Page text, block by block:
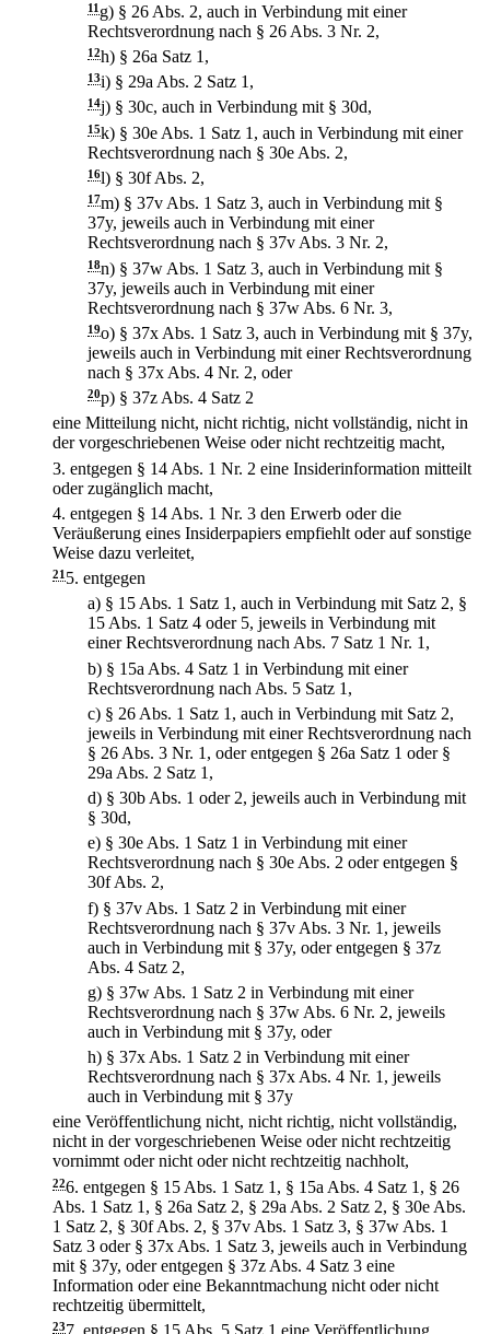
11 g) § 26 Abs. 2, auch in Verbindung mit einer
Rechtsverordnung nach § 26 Abs. 3 Nr. 2,
12h) § 26a Satz 1,
13i) § 29a Abs. 2 Satz 1,
14j) § 30c, auch in Verbindung mit § 30d,
15k) § 30e Abs. 1 Satz 1, auch in Verbindung mit einer
Rechtsverordnung nach § 30e Abs. 2,
16l) § 30f Abs. 2,
17m) § 37v Abs. 1 Satz 3, auch in Verbindung mit §
37y, jeweils auch in Verbindung mit einer
Rechtsverordnung nach § 37v Abs. 3 Nr. 2,
18n) § 37w Abs. 1 Satz 3, auch in Verbindung mit §
37y, jeweils auch in Verbindung mit einer
Rechtsverordnung nach § 37w Abs. 6 Nr. 3,
19o) § 37x Abs. 1 Satz 3, auch in Verbindung mit § 37y,
jeweils auch in Verbindung mit einer Rechtsverordnung
nach § 37x Abs. 4 Nr. 2, oder
20p) § 37z Abs. 4 Satz 2
eine Mitteilung nicht, nicht richtig, nicht vollständig, nicht in
der vorgeschriebenen Weise oder nicht rechtzeitig macht,
3. entgegen § 14 Abs. 1 Nr. 2 eine Insiderinformation mitteilt
oder zugänglich macht,
4. entgegen § 14 Abs. 1 Nr. 3 den Erwerb oder die
Veräußerung eines Insiderpapiers empfiehlt oder auf sonstige
Weise dazu verleitet,
21 5. entgegen
a) § 15 Abs. 1 Satz 1, auch in Verbindung mit Satz 2, §
15 Abs. 1 Satz 4 oder 5, jeweils in Verbindung mit
einer Rechtsverordnung nach Abs. 7 Satz 1 Nr. 1,
b) § 15a Abs. 4 Satz 1 in Verbindung mit einer
Rechtsverordnung nach Abs. 5 Satz 1,
c) § 26 Abs. 1 Satz 1, auch in Verbindung mit Satz 2,
jeweils in Verbindung mit einer Rechtsverordnung nach
§ 26 Abs. 3 Nr. 1, oder entgegen § 26a Satz 1 oder §
29a Abs. 2 Satz 1,
d) § 30b Abs. 1 oder 2, jeweils auch in Verbindung mit
§ 30d,
e) § 30e Abs. 1 Satz 1 in Verbindung mit einer
Rechtsverordnung nach § 30e Abs. 2 oder entgegen §
30f Abs. 2,
f) § 37v Abs. 1 Satz 2 in Verbindung mit einer
Rechtsverordnung nach § 37v Abs. 3 Nr. 1, jeweils
auch in Verbindung mit § 37y, oder entgegen § 37z
Abs. 4 Satz 2,
g) § 37w Abs. 1 Satz 2 in Verbindung mit einer
Rechtsverordnung nach § 37w Abs. 6 Nr. 2, jeweils
auch in Verbindung mit § 37y, oder
h) § 37x Abs. 1 Satz 2 in Verbindung mit einer
Rechtsverordnung nach § 37x Abs. 4 Nr. 1, jeweils
auch in Verbindung mit § 37y
eine Veröffentlichung nicht, nicht richtig, nicht vollständig,
nicht in der vorgeschriebenen Weise oder nicht rechtzeitig
vornimmt oder nicht oder nicht rechtzeitig nachholt,
226. entgegen § 15 Abs. 1 Satz 1, § 15a Abs. 4 Satz 1, § 26
Abs. 1 Satz 1, § 26a Satz 2, § 29a Abs. 2 Satz 2, § 30e Abs.
1 Satz 2, § 30f Abs. 2, § 37v Abs. 1 Satz 3, § 37w Abs. 1
Satz 3 oder § 37x Abs. 1 Satz 3, jeweils auch in Verbindung
mit § 37y, oder entgegen § 37z Abs. 4 Satz 3 eine
Information oder eine Bekanntmachung nicht oder nicht
rechtzeitig übermittelt,
237. entgegen § 15 Abs. 5 Satz 1 eine Veröffentlichung